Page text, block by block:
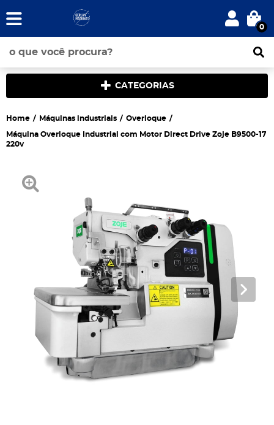
0
CATEGORIAS
Home Máquinas industriais Overloque
Máquina Overloque Industrial com Motor Direct Drive Zoje B9500-17
220v